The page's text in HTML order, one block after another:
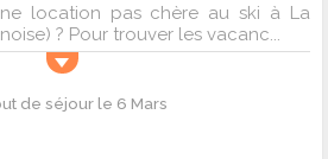
location pas chère au ski à La
? Pour trouver les vacanc...
de séjour le 6 Mars